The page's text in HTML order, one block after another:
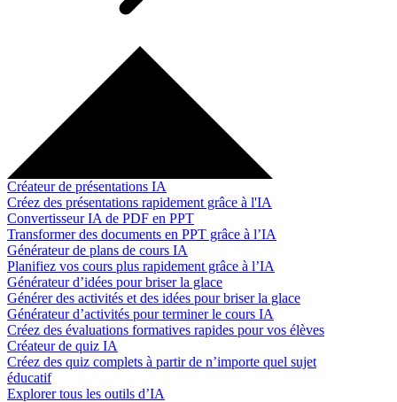
Créateur de présentations IA
Créez des présentations rapidement grâce à l'IA
Convertisseur IA de PDF en PPT
Transformer des documents en PPT grâce à l’IA
Générateur de plans de cours IA
Planifiez vos cours plus rapidement grâce à l’IA
Générateur d’idées pour briser la glace
Générer des activités et des idées pour briser la glace
Générateur d’activités pour terminer le cours IA
Créez des évaluations formatives rapides pour vos élèves
Créateur de quiz IA
Créez des quiz complets à partir de n’importe quel sujet
éducatif
Explorer tous les outils d’IA